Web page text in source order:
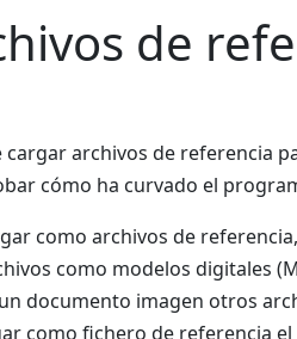
de
archivos de referencia
cómo ha curvado el
como archivos de
como modelos digitales
documento imagen otros
como fichero de referencia